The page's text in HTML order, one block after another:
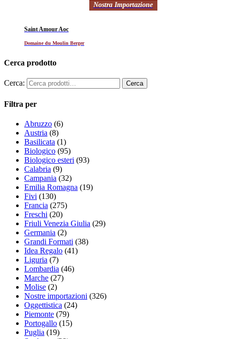
Nostra Importazione
Saint Amour Aoc
Domaine du Moulin Berger
Cerca prodotto
Cerca:
Filtra per
Abruzzo (6)
Austria (8)
Basilicata (1)
Biologico (95)
Biologico esteri (93)
Calabria (9)
Campania (32)
Emilia Romagna (19)
Fivi (130)
Francia (275)
Freschi (20)
Friuli Venezia Giulia (29)
Germania (2)
Grandi Formati (38)
Idea Regalo (41)
Liguria (7)
Lombardia (46)
Marche (27)
Molise (2)
Nostre importazioni (326)
Oggettistica (24)
Piemonte (79)
Portogallo (15)
Puglia (19)